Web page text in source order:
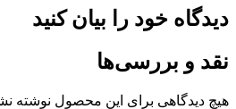
دیدگاه خود را بیان کنید
نقد و بررسی‌ها
هیچ دیدگاهی برای این محصول نوشته